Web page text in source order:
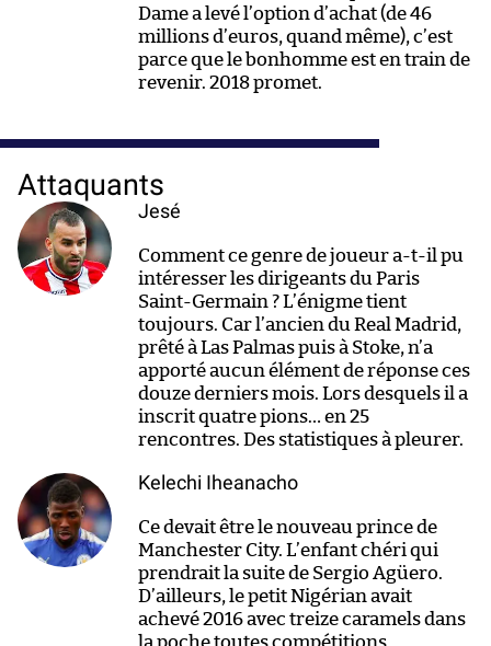
Dame a levé l’option d’achat (de 46
millions d’euros, quand même), c’est
parce que le bonhomme est en train de
revenir. 2018 promet.
Attaquants
Jesé
Comment ce genre de joueur a-t-il pu
intéresser les dirigeants du Paris
Saint-Germain ? L’énigme tient
toujours. Car l’ancien du Real Madrid,
prêté à Las Palmas puis à Stoke, n’a
apporté aucun élément de réponse ces
douze derniers mois. Lors desquels il a
inscrit quatre pions… en 25
rencontres. Des statistiques à pleurer.
Kelechi Iheanacho
Ce devait être le nouveau prince de
Manchester City. L’enfant chéri qui
prendrait la suite de Sergio Agüero.
D’ailleurs, le petit Nigérian avait
achevé 2016 avec treize caramels dans
la poche toutes compétitions